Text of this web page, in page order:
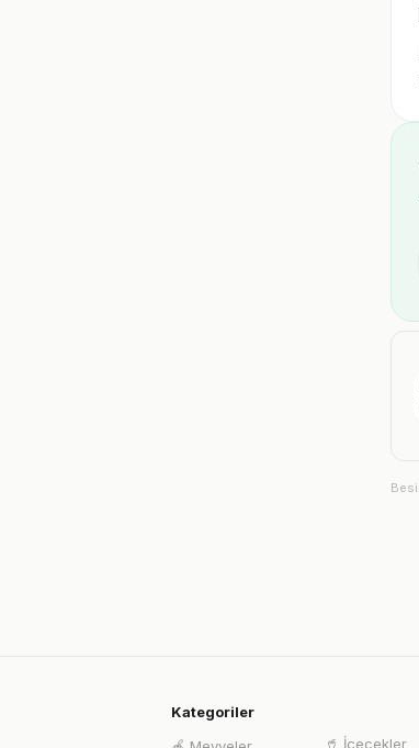
Kategoriler
🥤 İçecekler